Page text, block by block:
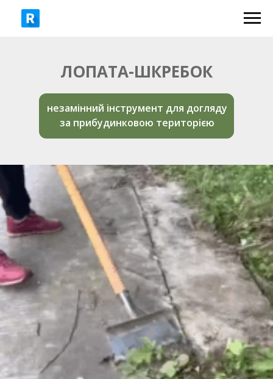
ЛОПАТА-ШКРЕБОК
незамінний інструмент для догляду
за прибудинковою територією